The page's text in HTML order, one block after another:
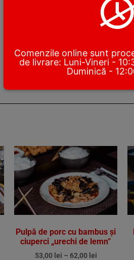
Pulpă de porc cu bambus și
ciuperci „urechi de lemn”
53,00 lei – 62,00 lei
Comenzile online sunt
de livrare: Luni-Vineri -
Duminică -